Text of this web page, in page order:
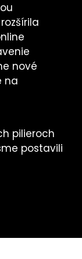
nové
na
pilieroch
postavili